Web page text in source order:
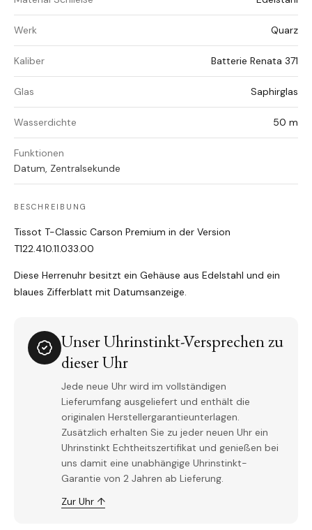
Werk Quarz
Kaliber Batterie Renata 371
Glas Saphirglas
Wasserdichte 50 m
Funktionen
Datum, Zentralsekunde
BESCHREIBUNG
Tissot T-Classic Carson Premium in der Version
T122.410.11.033.00
Diese Herrenuhr besitzt ein Gehäuse aus Edelstahl und ein
blaues Zifferblatt mit Datumsanzeige.
Unser Uhrinstinkt-Versprechen zu
dieser Uhr
Jede neue Uhr wird im vollständigen
Lieferumfang ausgeliefert und enthält die
originalen Herstellergarantieunterlagen.
Zusätzlich erhalten Sie zu jeder neuen Uhr ein
Uhrinstinkt Echtheitszertifikat und genießen bei
uns damit eine unabhängige Uhrinstinkt-
Garantie von 2 Jahren ab Lieferung.
Zur Uhr ↑